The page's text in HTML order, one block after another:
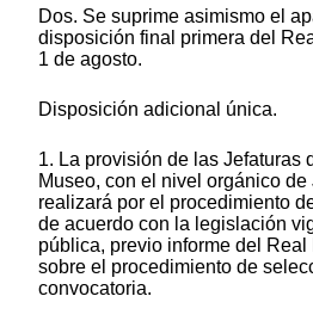
Dos. Se suprime asimismo el
disposición final primera del
1 de agosto.
Disposición adicional única.
1. La provisión de las Jefaturas
Museo, con el nivel orgánico
realizará por el procedimiento
de acuerdo con la legislación
pública, previo informe del
sobre el procedimiento de
convocatoria.